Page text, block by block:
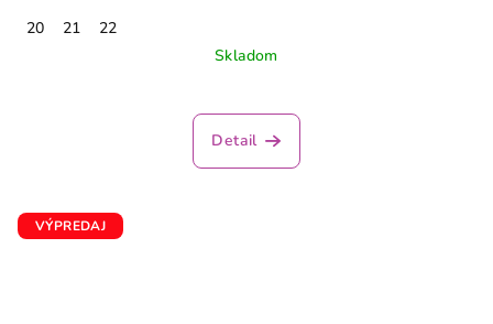
20
21
22
Skladom
Detail
VÝPREDAJ